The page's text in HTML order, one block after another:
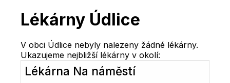
Lékárny Údlice
V obci Údlice nebyly nalezeny žádné lékárny.
Ukazujeme nejbližší lékárny v okolí:
Lékárna Na náměstí